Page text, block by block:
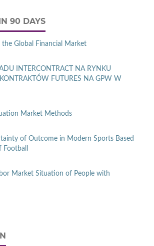
90 DAYS
the Global Financial Market
INTERCONTRACT NA RYNKU
FUTURES NA GPW W
Market Methods
of Outcome in Modern Sports Based
Market Situation of People with